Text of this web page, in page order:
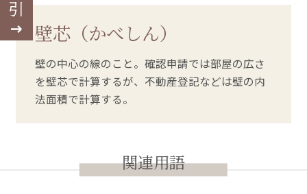
壁芯（かべしん）
壁の中心の線のこと。確認申請では部屋の広さ
を壁芯で計算するが、不動産登記などは壁の内
法面積で計算する。
関連用語